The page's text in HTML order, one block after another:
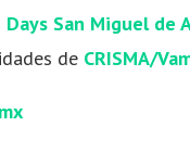
Days San Miguel de
de CRISMA/